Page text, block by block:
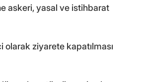
askeri, yasal ve istihbarat
ziyarete kapatılması